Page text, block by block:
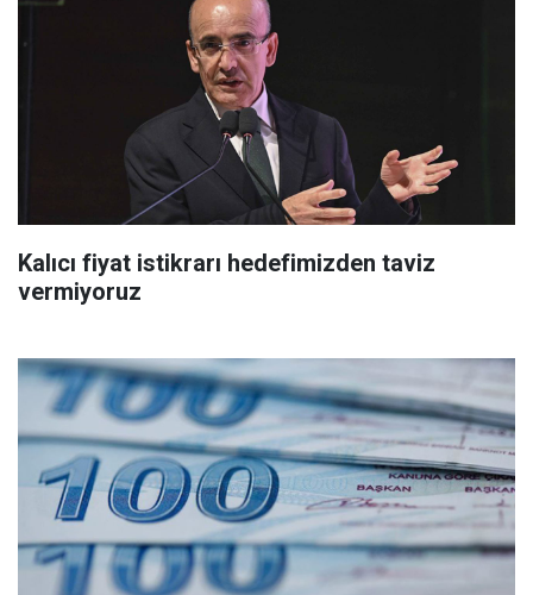
Kalıcı fiyat istikrarı hedefimizden taviz
vermiyoruz